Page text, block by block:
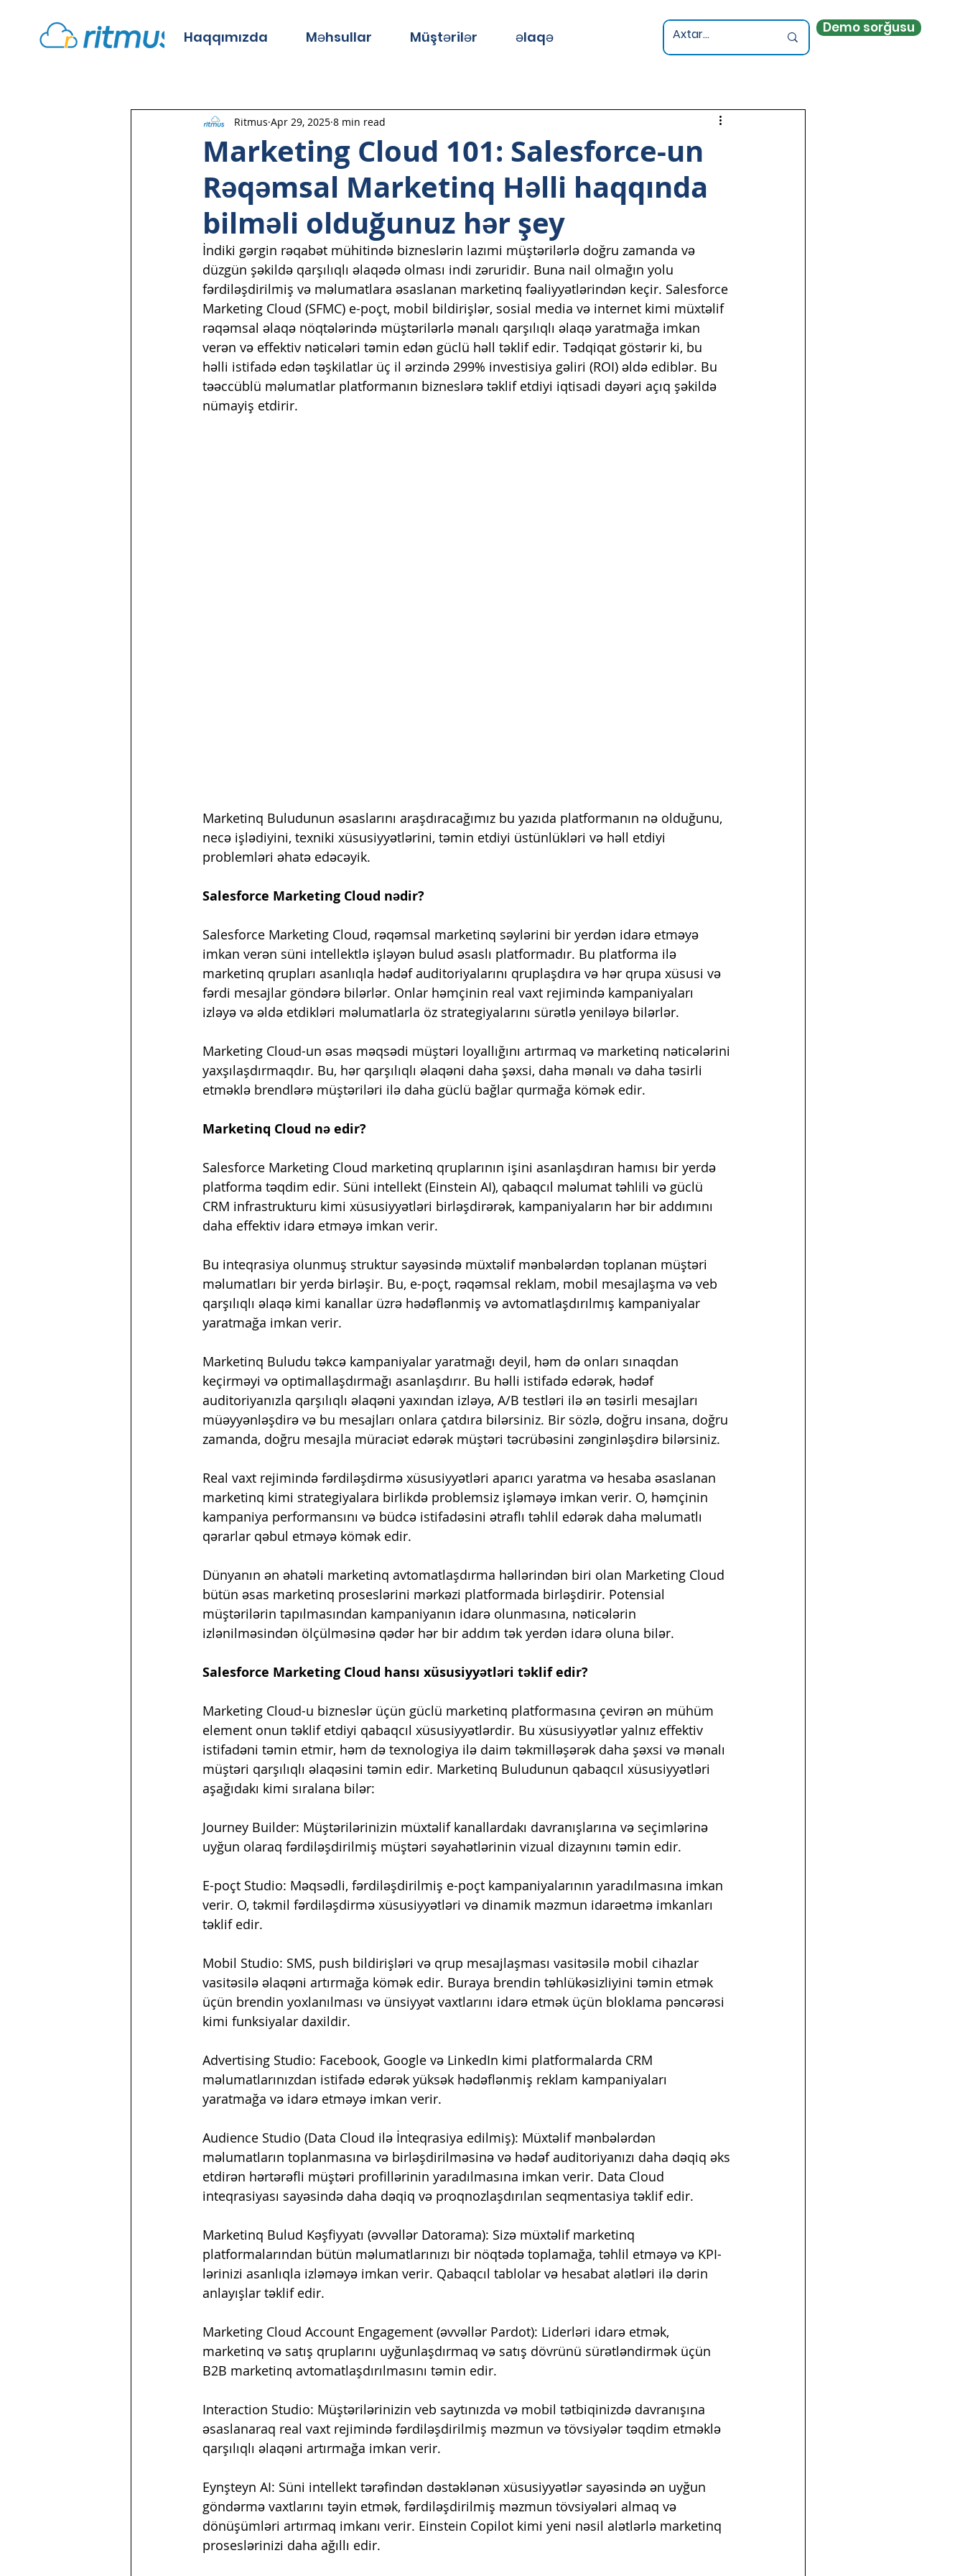
Haqqımızda Məhsullar Müştərilər əlaqə
Demo sorğusu
Marketing Cloud 101: Salesforce-un
Rəqəmsal Marketinq Həlli haqqında
bilməli olduğunuz hər şey
Ritmus Apr 29, 2025 8 min read
İndiki gərgin rəqabət mühitində bizneslərin lazımi müştərilərlə doğru zamanda və
düzgün şəkildə qarşılıqlı əlaqədə olması indi zəruridir. Buna nail olmağın yolu
fərdiləşdirilmiş və məlumatlara əsaslanan marketinq fəaliyyətlərindən keçir. Salesforce
Marketing Cloud (SFMC) e-poçt, mobil bildirişlər, sosial media və internet kimi müxtəlif
rəqəmsal əlaqə nöqtələrində müştərilərlə mənalı qarşılıqlı əlaqə yaratmağa imkan
verən və effektiv nəticələri təmin edən güclü həll təklif edir. Tədqiqat göstərir ki, bu
həlli istifadə edən təşkilatlar üç il ərzində 299% investisiya gəliri (ROI) əldə ediblər. Bu
təəccüblü məlumatlar platformanın bizneslərə təklif etdiyi iqtisadi dəyəri açıq şəkildə
nümayiş etdirir.
Marketinq Buludunun əsaslarını araşdıracağımız bu yazıda platformanın nə olduğunu,
necə işlədiyini, texniki xüsusiyyətlərini, təmin etdiyi üstünlükləri və həll etdiyi
problemləri əhatə edəcəyik.
Salesforce Marketing Cloud nədir?
Salesforce Marketing Cloud, rəqəmsal marketinq səylərini bir yerdən idarə etməyə
imkan verən süni intellektlə işləyən bulud əsaslı platformadır. Bu platforma ilə
marketinq qrupları asanlıqla hədəf auditoriyalarını qruplaşdıra və hər qrupa xüsusi və
fərdi mesajlar göndərə bilərlər. Onlar həmçinin real vaxt rejimində kampaniyaları
izləyə və əldə etdikləri məlumatlarla öz strategiyalarını sürətlə yeniləyə bilərlər.
Marketing Cloud-un əsas məqsədi müştəri loyallığını artırmaq və marketinq nəticələrini
yaxşılaşdırmaqdır. Bu, hər qarşılıqlı əlaqəni daha şəxsi, daha mənalı və daha təsirli
etməklə brendlərə müştəriləri ilə daha güclü bağlar qurmağa kömək edir.
Marketinq Cloud nə edir?
Salesforce Marketing Cloud marketinq qruplarının işini asanlaşdıran hamısı bir yerdə
platforma təqdim edir. Süni intellekt (Einstein AI), qabaqcıl məlumat təhlili və güclü
CRM infrastrukturu kimi xüsusiyyətləri birləşdirərək, kampaniyaların hər bir addımını
daha effektiv idarə etməyə imkan verir.
Bu inteqrasiya olunmuş struktur sayəsində müxtəlif mənbələrdən toplanan müştəri
məlumatları bir yerdə birləşir. Bu, e-poçt, rəqəmsal reklam, mobil mesajlaşma və veb
qarşılıqlı əlaqə kimi kanallar üzrə hədəflənmiş və avtomatlaşdırılmış kampaniyalar
yaratmağa imkan verir.
Marketinq Buludu təkcə kampaniyalar yaratmağı deyil, həm də onları sınaqdan
keçirməyi və optimallaşdırmağı asanlaşdırır. Bu həlli istifadə edərək, hədəf
auditoriyanızla qarşılıqlı əlaqəni yaxından izləyə, A/B testləri ilə ən təsirli mesajları
müəyyənləşdirə və bu mesajları onlara çatdıra bilərsiniz. Bir sözlə, doğru insana, doğru
zamanda, doğru mesajla müraciət edərək müştəri təcrübəsini zənginləşdirə bilərsiniz.
Real vaxt rejimində fərdiləşdirmə xüsusiyyətləri aparıcı yaratma və hesaba əsaslanan
marketinq kimi strategiyalara birlikdə problemsiz işləməyə imkan verir. O, həmçinin
kampaniya performansını və büdcə istifadəsini ətraflı təhlil edərək daha məlumatlı
qərarlar qəbul etməyə kömək edir.
Dünyanın ən əhatəli marketinq avtomatlaşdırma həllərindən biri olan Marketing Cloud
bütün əsas marketinq proseslərini mərkəzi platformada birləşdirir. Potensial
müştərilərin tapılmasından kampaniyanın idarə olunmasına, nəticələrin
izlənilməsindən ölçülməsinə qədər hər bir addım tək yerdən idarə oluna bilər.
Salesforce Marketing Cloud hansı xüsusiyyətləri təklif edir?
Marketing Cloud-u bizneslər üçün güclü marketinq platformasına çevirən ən mühüm
element onun təklif etdiyi qabaqcıl xüsusiyyətlərdir. Bu xüsusiyyətlər yalnız effektiv
istifadəni təmin etmir, həm də texnologiya ilə daim təkmilləşərək daha şəxsi və mənalı
müştəri qarşılıqlı əlaqəsini təmin edir. Marketinq Buludunun qabaqcıl xüsusiyyətləri
aşağıdakı kimi sıralana bilər:
Journey Builder: Müştərilərinizin müxtəlif kanallardakı davranışlarına və seçimlərinə
uyğun olaraq fərdiləşdirilmiş müştəri səyahətlərinin vizual dizaynını təmin edir.
E-poçt Studio: Məqsədli, fərdiləşdirilmiş e-poçt kampaniyalarının yaradılmasına imkan
verir. O, təkmil fərdiləşdirmə xüsusiyyətləri və dinamik məzmun idarəetmə imkanları
təklif edir.
Mobil Studio: SMS, push bildirişləri və qrup mesajlaşması vasitəsilə mobil cihazlar
vasitəsilə əlaqəni artırmağa kömək edir. Buraya brendin təhlükəsizliyini təmin etmək
üçün brendin yoxlanılması və ünsiyyət vaxtlarını idarə etmək üçün bloklama pəncərəsi
kimi funksiyalar daxildir.
Advertising Studio: Facebook, Google və LinkedIn kimi platformalarda CRM
məlumatlarınızdan istifadə edərək yüksək hədəflənmiş reklam kampaniyaları
yaratmağa və idarə etməyə imkan verir.
Audience Studio (Data Cloud ilə İnteqrasiya edilmiş): Müxtəlif mənbələrdən
məlumatların toplanmasına və birləşdirilməsinə və hədəf auditoriyanızı daha dəqiq əks
etdirən hərtərəfli müştəri profillərinin yaradılmasına imkan verir. Data Cloud
inteqrasiyası sayəsində daha dəqiq və proqnozlaşdırılan seqmentasiya təklif edir.
Marketinq Bulud Kəşfiyyatı (əvvəllər Datorama): Sizə müxtəlif marketinq
platformalarından bütün məlumatlarınızı bir nöqtədə toplamağa, təhlil etməyə və KPI-
lərinizi asanlıqla izləməyə imkan verir. Qabaqcıl tablolar və hesabat alətləri ilə dərin
anlayışlar təklif edir.
Marketing Cloud Account Engagement (əvvəllər Pardot): Liderləri idarə etmək,
marketinq və satış qruplarını uyğunlaşdırmaq və satış dövrünü sürətləndirmək üçün
B2B marketinq avtomatlaşdırılmasını təmin edir.
Interaction Studio: Müştərilərinizin veb saytınızda və mobil tətbiqinizdə davranışına
əsaslanaraq real vaxt rejimində fərdiləşdirilmiş məzmun və tövsiyələr təqdim etməklə
qarşılıqlı əlaqəni artırmağa imkan verir.
Eynşteyn AI: Süni intellekt tərəfindən dəstəklənən xüsusiyyətlər sayəsində ən uyğun
göndərmə vaxtlarını təyin etmək, fərdiləşdirilmiş məzmun tövsiyələri almaq və
dönüşümləri artırmaq imkanı verir. Einstein Copilot kimi yeni nəsil alətlərlə marketinq
proseslərinizi daha ağıllı edir.